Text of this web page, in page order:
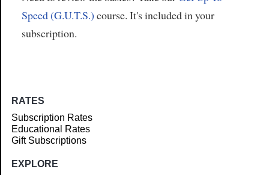
Speed (G.U.T.S.) course. It's included in your
subscription.
RATES
Subscription Rates
Educational Rates
Gift Subscriptions
EXPLORE